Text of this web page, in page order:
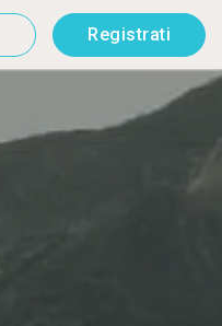
Registrati